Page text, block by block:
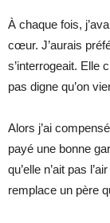
À chaque fois,
cœur. J’aurais
s’interrogeait. Elle
pas digne qu’on
Alors j’ai
payé une bonne
qu’elle n’ait pas
remplace un père